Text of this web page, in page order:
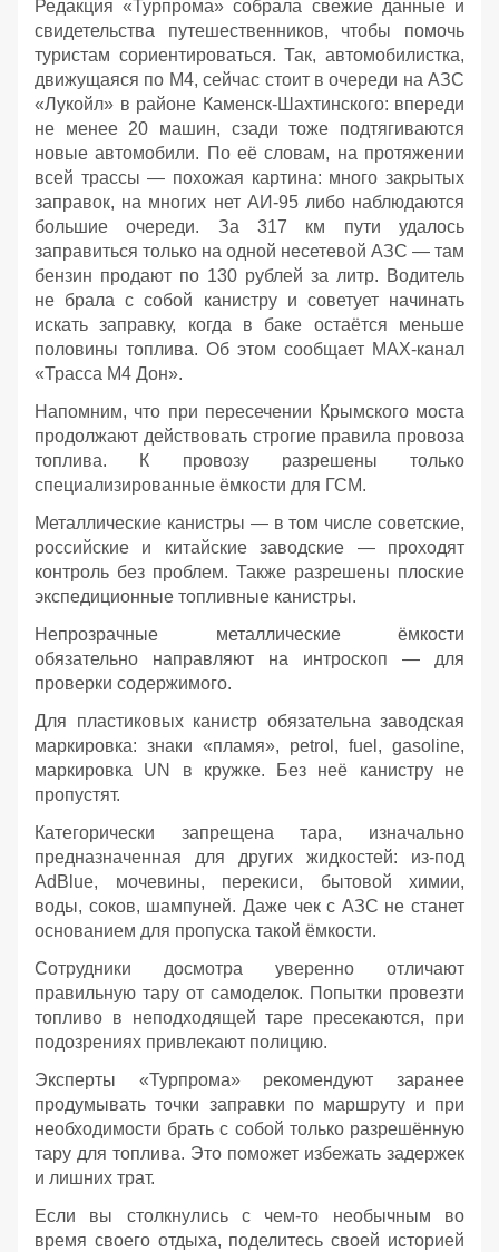
Редакция «Турпрома» собрала свежие данные и
свидетельства путешественников, чтобы помочь
туристам сориентироваться. Так, автомобилистка,
движущаяся по М4, сейчас стоит в очереди на АЗС
«Лукойл» в районе Каменск‑Шахтинского: впереди
не менее 20 машин, сзади тоже подтягиваются
новые автомобили. По её словам, на протяжении
всей трассы — похожая картина: много закрытых
заправок, на многих нет АИ‑95 либо наблюдаются
большие очереди. За 317 км пути удалось
заправиться только на одной несетевой АЗС — там
бензин продают по 130 рублей за литр. Водитель
не брала с собой канистру и советует начинать
искать заправку, когда в баке остаётся меньше
половины топлива. Об этом сообщает МАХ-канал
«Трасса М4 Дон».
Напомним, что при пересечении Крымского моста
продолжают действовать строгие правила провоза
топлива. К провозу разрешены только
специализированные ёмкости для ГСМ.
Металлические канистры — в том числе советские,
российские и китайские заводские — проходят
контроль без проблем. Также разрешены плоские
экспедиционные топливные канистры.
Непрозрачные металлические ёмкости
обязательно направляют на интроскоп — для
проверки содержимого.
Для пластиковых канистр обязательна заводская
маркировка: знаки «пламя», petrol, fuel, gasoline,
маркировка UN в кружке. Без неё канистру не
пропустят.
Категорически запрещена тара, изначально
предназначенная для других жидкостей: из‑под
AdBlue, мочевины, перекиси, бытовой химии,
воды, соков, шампуней. Даже чек с АЗС не станет
основанием для пропуска такой ёмкости.
Сотрудники досмотра уверенно отличают
правильную тару от самоделок. Попытки провезти
топливо в неподходящей таре пресекаются, при
подозрениях привлекают полицию.
Эксперты «Турпрома» рекомендуют заранее
продумывать точки заправки по маршруту и при
необходимости брать с собой только разрешённую
тару для топлива. Это поможет избежать задержек
и лишних трат.
Если вы столкнулись с чем-то необычным во
время своего отдыха, поделитесь своей историей